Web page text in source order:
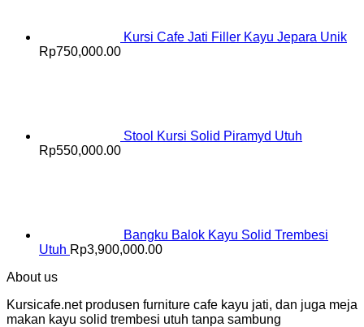
Kursi Cafe Jati Filler Kayu Jepara Unik
Rp750,000.00
Stool Kursi Solid Piramyd Utuh
Rp550,000.00
Bangku Balok Kayu Solid Trembesi
Utuh Rp3,900,000.00
About us
Kursicafe.net produsen furniture cafe kayu jati, dan juga meja
makan kayu solid trembesi utuh tanpa sambung